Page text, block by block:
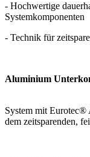
- Hochwertige
Systemkomponenten
- Technik für
Aluminium
System mit Eurotec®
dem zeitsparenden,